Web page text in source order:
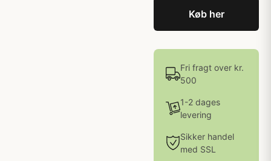
Køb her
Fri fragt over kr.
500
1-2 dages
levering
Sikker handel
med SSL